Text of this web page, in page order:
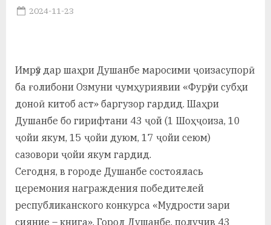
о
и
и
Posted
2024-11-23
Имрӯз дар шаҳри Душанбе маросими ҷоизасупорӣ
ба ғолибони Озмуни ҷумҳуриявии «Фурӯғи субҳи
доноӣ китоб аст» баргузор гардид. Шаҳри
Душанбе бо гирифтани 43 ҷой (1 Шоҳҷоиза, 10
ҷойи якум, 15 ҷойи дуюм, 17 ҷойи сеюм)
сазовори ҷойи якум гардид.
Сегодня, в городе Душанбе состоялась
церемония награждения победителей
республиканского конкурса «Мудрости зари
сияние – книга». Город Душанбе, получив 43